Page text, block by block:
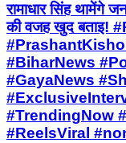
रामाधार सिंह थामेंगे
की वजह खुद बताइ!
#BiharNews
#GayaNews
#TrendingNow
#ReelsViral